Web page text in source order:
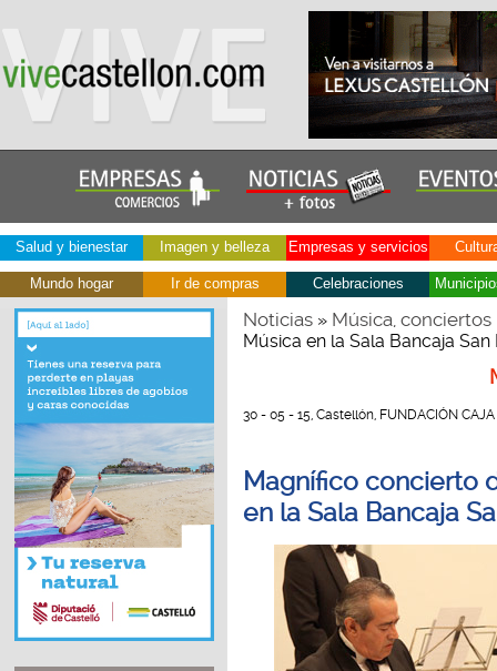
Salud y bienestar Imagen y belleza Empresas y servicios
Mundo hogar Ir de compras Celebraciones
Noticias» Música, conciertos
Música en la Sala Bancaja San
30 - 05 - 15, Castellón, FUNDACIÓN CAJA
Magnífico concierto
en la Sala Bancaja